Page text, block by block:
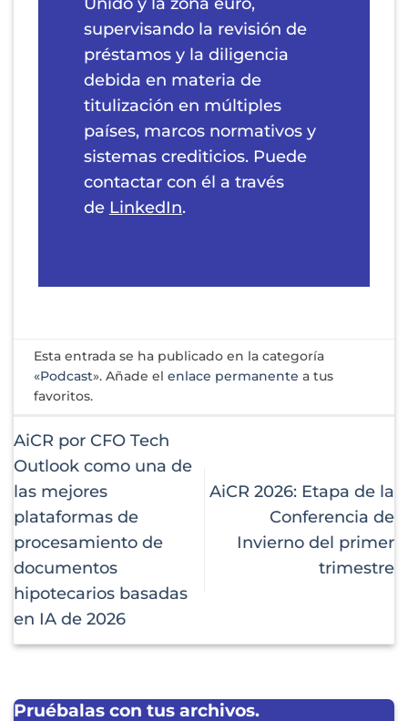
supervisando la revisión de
préstamos y la diligencia
debida en materia de
titulización en múltiples
países, marcos normativos y
sistemas crediticios. Puede
contactar con él a través
de LinkedIn.
Esta entrada se ha publicado en la categoría
«Podcast». Añade el enlace permanente a tus
favoritos.
AiCR por CFO Tech
Outlook como una de
las mejores
plataformas de
procesamiento de
documentos
hipotecarios basadas
en IA de 2026
AiCR 2026: Etapa de la
Conferencia de
Invierno del primer
trimestre
Pruébalas con tus archivos.